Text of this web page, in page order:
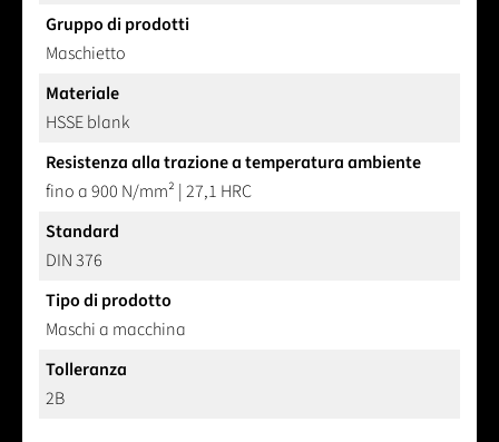
Gruppo di prodotti
Maschietto
Materiale
HSSE blank
Resistenza alla trazione a temperatura ambiente
fino a 900 N/mm² | 27,1 HRC
Standard
DIN 376
Tipo di prodotto
Maschi a macchina
Tolleranza
2B